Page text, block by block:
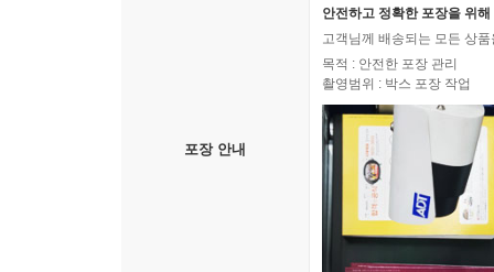
포장 안내
안전하고 정확한 포장을 위
고객님께 배송되는 모든 상
목적 : 안전한 포장 관리
촬영범위 : 박스 포장 작업